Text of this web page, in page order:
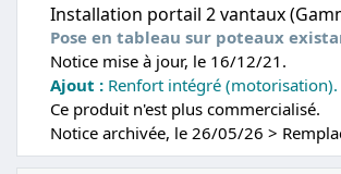
Installation portail 2 vantaux
Pose en tableau sur poteaux
Notice mise à jour, le 16/12/21.
Ajout : Renfort intégré (motorisation).
Ce produit n'est plus commercialisé.
Notice archivée, le 26/05/26 >